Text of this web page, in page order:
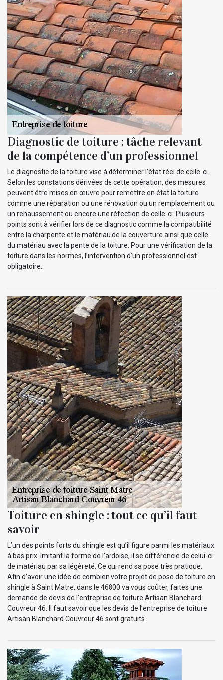
Diagnostic de toiture : tâche relevant
de la compétence d’un professionnel
Le diagnostic de la toiture vise à déterminer l’état réel de celle-ci.
Selon les constations dérivées de cette opération, des mesures
peuvent être mises en œuvre pour remettre en état la toiture
comme une réparation ou une rénovation ou un remplacement ou
un rehaussement ou encore une réfection de celle-ci. Plusieurs
points sont à vérifier lors de ce diagnostic comme la compatibilité
entre la charpente et le matériau de la couverture ainsi que celle
du matériau avec la pente de la toiture. Pour une vérification de la
toiture dans les normes, l’intervention d’un professionnel est
obligatoire.
Toiture en shingle : tout ce qu’il faut
savoir
L’un des points forts du shingle est qu’il figure parmi les matériaux
à bas prix. Imitant la forme de l’ardoise, il se différencie de celui-ci
de matériau par sa légèreté. Ce qui rend sa pose très pratique.
Afin d’avoir une idée de combien votre projet de pose de toiture en
shingle à Saint Matre, dans le 46800 va vous coûter, faites une
demande de devis de l’entreprise de toiture Artisan Blanchard
Couvreur 46. Il faut savoir que les devis de l’entreprise de toiture
Artisan Blanchard Couvreur 46 sont gratuits.